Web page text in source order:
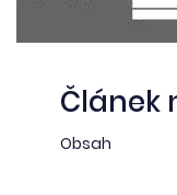
Článek
Obsah